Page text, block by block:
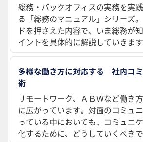
総務・バックオフィスの実務を実
る「総務のマニュアル」シリーズ
ドを押さえた内容で、いま総務が
イントを具体的に解説していきます
多様な働き方に対応する 社内コ
術
リモートワーク、ＡＢＷなど働き
に広がっています。対面のコミュ
っている中においても、コミュニ
化するために、どうしていくべきで